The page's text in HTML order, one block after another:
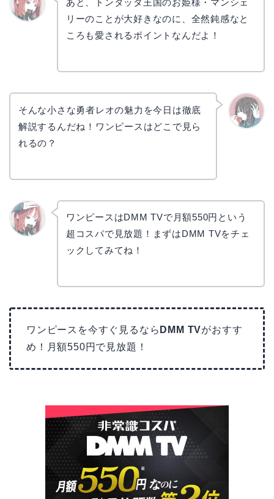
あと、トンタッタ王国のお姫様・マンシェ
リーのことが大好きなのに、全然鈍感なと
ころも愛されるポイントなんだよ！
そんな小さな勇者レオの魅力を今日は徹底
解説するんだね！ワンピースはどこで見ら
れるの？
ワンピースはDMM TVで月額550円という
超コスパで見放題！まずはDMM TVをチェ
ックしてみてね！
ワンピースを今すぐ見るなら DMM TVがおすす
め！月額550円で見放題！